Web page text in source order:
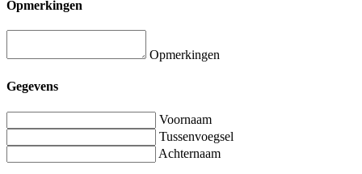
Opmerkingen
Opmerkingen
Gegevens
Voornaam
Tussenvoegsel
Achternaam